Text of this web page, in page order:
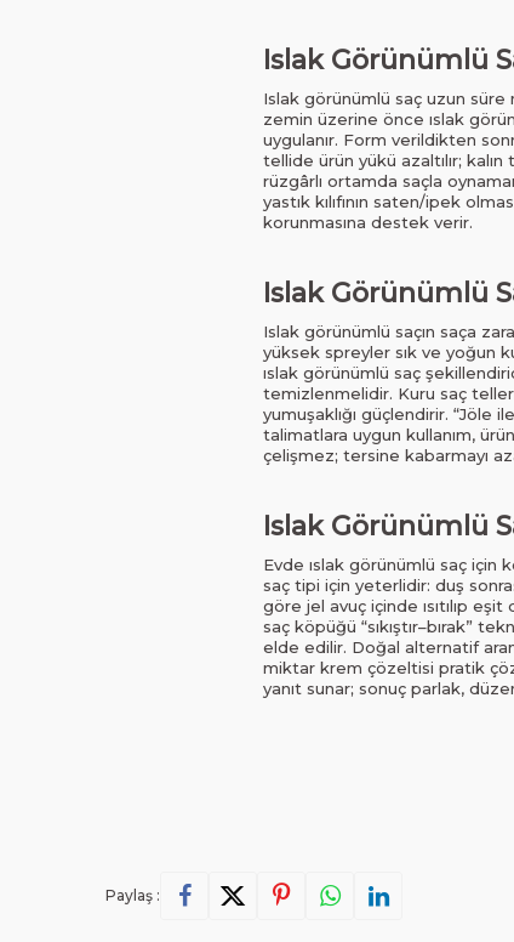
Islak Görünümlü
Islak görünümlü saç uzun süre
zemin üzerine önce ıslak
uygulanır. Form verildikten
tellide ürün yükü azaltılır; kalın
rüzgârlı ortamda saçla
yastık kılıfının saten/ipek
korunmasına destek verir.
Islak Görünümlü
Islak görünümlü saçın saça
yüksek spreyler sık ve yoğun
ıslak görünümlü saç
temizlenmelidir. Kuru saç
yumuşaklığı güçlendirir. “Jöle
talimatlara uygun kullanım,
çelişmez; tersine kabarmayı
Islak Görünümlü
Evde ıslak görünümlü saç için
saç tipi için yeterlidir: duş
göre jel avuç içinde ısıtılıp
saç köpüğü “sıkıştır–bırak”
elde edilir. Doğal alternatif
miktar krem çözeltisi pratik
yanıt sunar; sonuç parlak,
Paylaş :